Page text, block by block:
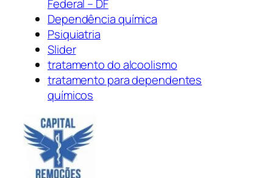
Federal – DF
Dependência química
Psiquiatria
Slider
tratamento do alcoolismo
tratamento para dependentes
químicos